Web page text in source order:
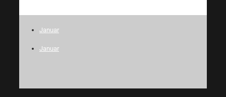
Januar
Januar